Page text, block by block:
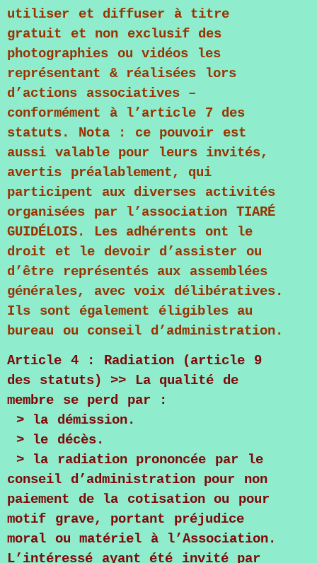
utiliser et diffuser à titre
gratuit et non exclusif des
photographies ou vidéos les
représentant & réalisées lors
d’actions associatives –
conformément à l’article 7 des
statuts. Nota : ce pouvoir est
aussi valable pour leurs invités,
avertis préalablement, qui
participent aux diverses activités
organisées par l’association TIARÉ
GUIDÉLOIS. Les adhérents ont le
droit et le devoir d’assister ou
d’être représentés aux assemblées
générales, avec voix délibératives.
Ils sont également éligibles au
bureau ou conseil d’administration.
Article 4 : Radiation (article 9
des statuts) >> La qualité de
membre se perd par :
> la démission.
> le décès.
> la radiation prononcée par le
conseil d’administration pour non
paiement de la cotisation ou pour
motif grave, portant préjudice
moral ou matériel à l’Association.
L’intéressé ayant été invité par